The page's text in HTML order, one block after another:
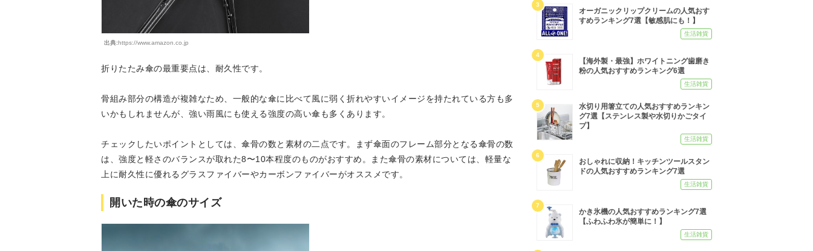
出典:https://www.amazon.co.jp
折りたたみ傘の最重要点は、耐久性です。
骨組み部分の構造が複雑なため、一般的な傘に比べて風に弱く折れやすいイメージを持たれている方も多
いかもしれませんが、強い雨風にも使える強度の高い傘も多くあります。
チェックしたいポイントとしては、傘骨の数と素材の二点です。まず傘面のフレーム部分となる傘骨の数
は、強度と軽さのバランスが取れた8〜10本程度のものがおすすめ。また傘骨の素材については、軽量な
上に耐久性に優れるグラスファイバーやカーボンファイバーがオススメです。
開いた時の傘のサイズ
3
オーガニックリップクリームの人気おす
すめランキング7選【敏感肌にも！】
生活雑貨
4
【海外製・最強】ホワイトニング歯磨き
粉の人気おすすめランキング6選
生活雑貨
5
水切り用箸立ての人気おすすめランキン
グ7選【ステンレス製や水切りかごタイ
プ】
生活雑貨
6
おしゃれに収納！キッチンツールスタン
ドの人気おすすめランキング7選
生活雑貨
7
かき氷機の人気おすすめランキング7選
【ふわふわ氷が簡単に！】
生活雑貨